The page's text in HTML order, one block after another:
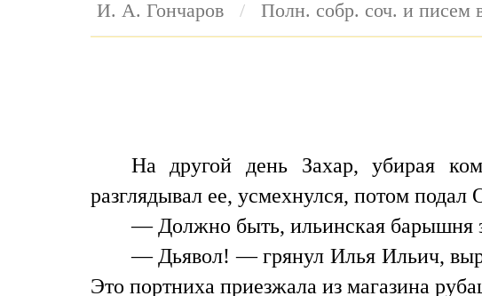
И. А. Гончаров Полн. собр. соч. и писем
На другой день Захар, убирая
разглядывал ее, усмехнулся, потом подал
— Должно быть, ильинская барышня
— Дьявол! — грянул Илья Ильич,
Это портниха приезжала из магазина